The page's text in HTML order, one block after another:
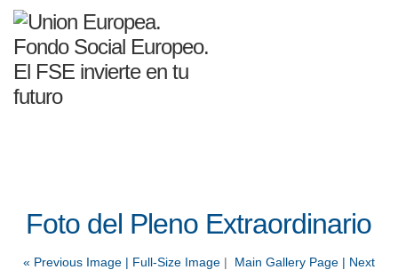
Foto del Pleno Extraordinario
« Previous Image | Full-Size Image| Main Gallery Page | Next